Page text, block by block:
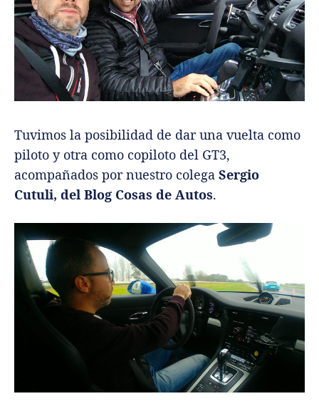
Tuvimos la posibilidad de dar una vuelta como
piloto y otra como copiloto del GT3,
acompañados por nuestro colega Sergio
Cutuli, del Blog Cosas de Autos.